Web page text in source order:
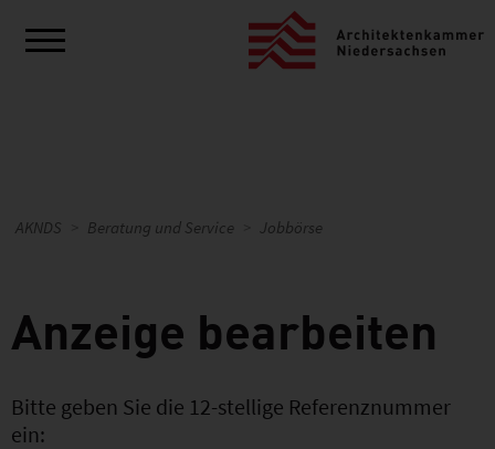
AKNDS Beratung und Service Jobbörse
Anzeige bearbeiten
Bitte geben Sie die 12-stellige Referenznummer
ein: